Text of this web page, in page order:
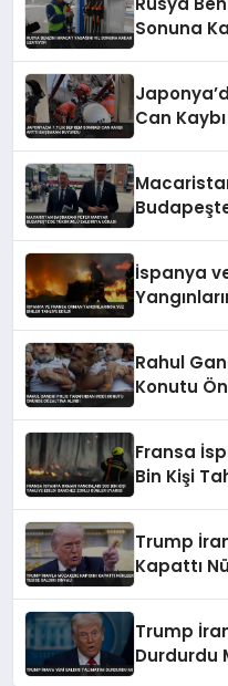
Sonuna
Can
İspanya
Rahul
Konutu
Fransa
Bin Kişi
Trump
Kapattı
Trump
Durdurdu